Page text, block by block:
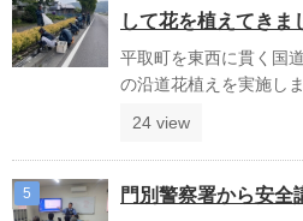
して花を植えてきま
平取町を東西に貫く国
の沿道花植えを実施し
24 view
門別警察署から安全